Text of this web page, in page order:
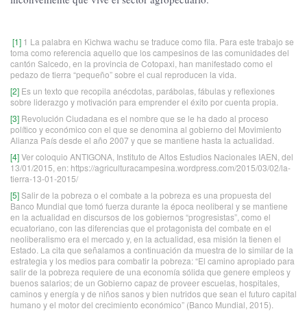
[1] 1 La palabra en Kichwa wachu se traduce como fila. Para este trabajo se
toma como referencia aquello que los campesinos de las comunidades del
cantón Salcedo, en la provincia de Cotopaxi, han manifestado como el
pedazo de tierra “pequeño” sobre el cual reproducen la vida.
[2] Es un texto que recopila anécdotas, parábolas, fábulas y reflexiones
sobre liderazgo y motivación para emprender el éxito por cuenta propia.
[3] Revolución Ciudadana es el nombre que se le ha dado al proceso
político y económico con el que se denomina al gobierno del Movimiento
Alianza País desde el año 2007 y que se mantiene hasta la actualidad.
[4]Ver coloquio ANTIGONA, Instituto de Altos Estudios Nacionales IAEN, del
13/01/2015, en: https://agriculturacampesina.wordpress.com/2015/03/02/la-
tierra-13-01-2015/
[5]Salir de la pobreza o el combate a la pobreza es una propuesta del
Banco Mundial que tomó fuerza durante la época neoliberal y se mantiene
en la actualidad en discursos de los gobiernos “progresistas”, como el
ecuatoriano, con las diferencias que el protagonista del combate en el
neoliberalismo era el mercado y, en la actualidad, esa misión la tienen el
Estado. La cita que señalamos a continuación da muestra de lo similar de la
estrategia y los medios para combatir la pobreza: “El camino apropiado para
salir de la pobreza requiere de una economía sólida que genere empleos y
buenos salarios; de un Gobierno capaz de proveer escuelas, hospitales,
caminos y energía y de niños sanos y bien nutridos que sean el futuro capital
humano y el motor del crecimiento económico” (Banco Mundial, 2015).